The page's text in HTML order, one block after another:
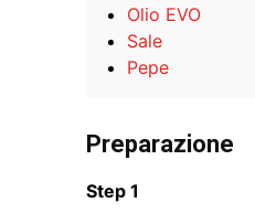
Olio EVO
Sale
Pepe
Preparazione
Step 1